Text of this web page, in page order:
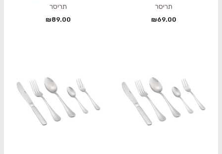
תריסר
₪69.00
תריסר
₪89.00